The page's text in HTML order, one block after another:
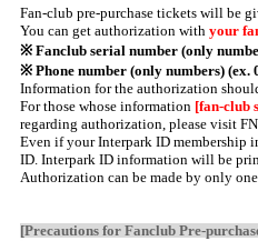
Fan-club pre-purchase tickets will be
You can get authorization with your
※ Fanclub serial number (only
※ Phone number (only numbers) (ex.
Information for the authorization
For those whose information [fan-club
regarding authorization, please visit
Even if your Interpark ID membership
ID. Interpark ID information will be
Authorization can be made by only
[Precautions for Fanclub Pre-